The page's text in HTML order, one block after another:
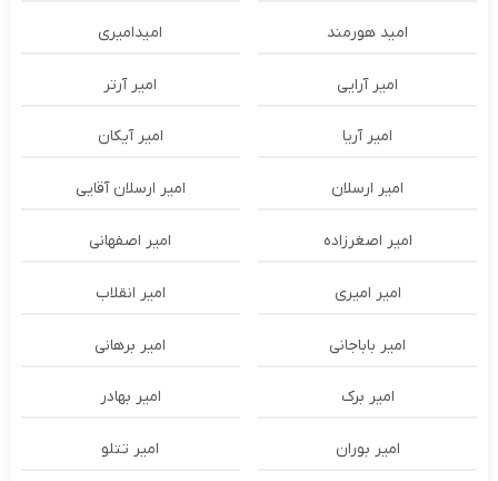
امید هورمند امیدامیری
امیر آرایی امیر آرتر
امیر آریا امیر آیکان
امیر ارسلان امیر ارسلان آقایی
امیر اصغرزاده امیر اصفهانی
امیر امیری امیر انقلاب
امیر باباجانی امیر برهانی
امیر برک امیر بهادر
امیر بوران امیر تتلو